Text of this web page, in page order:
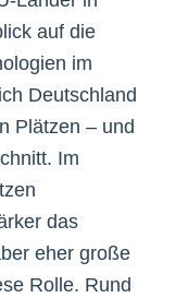
auf die
im
Deutschland
Plätzen – und
Im
das
eher große
Rolle. Rund